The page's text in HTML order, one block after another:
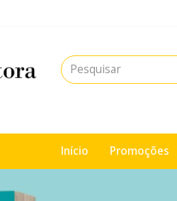
Início Promoções